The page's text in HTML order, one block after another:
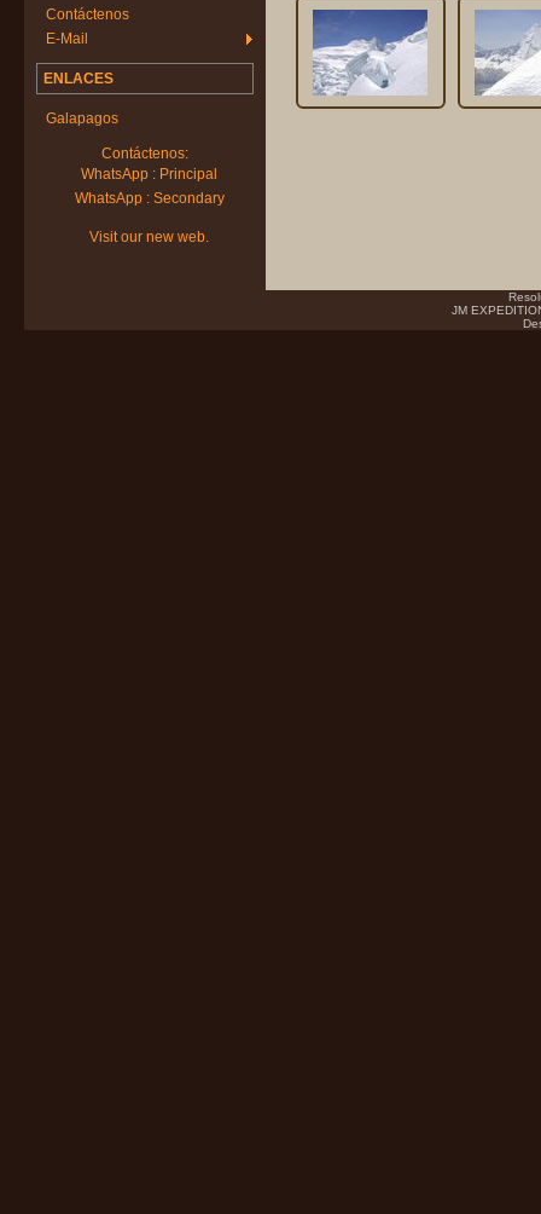
Contáctenos
E-Mail
ENLACES
Galapagos
Contáctenos:
WhatsApp : Principal
WhatsApp : Secondary
Visit our new web.
JM